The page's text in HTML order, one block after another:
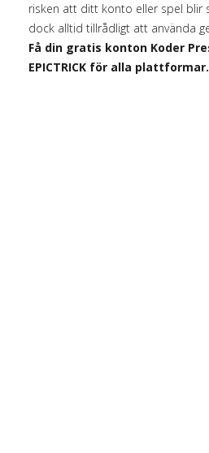
risken att ditt konto eller spel blir
dock alltid tillrådligt att använda
Få din gratis konton Koder
EPICTRICK för alla plattformar.